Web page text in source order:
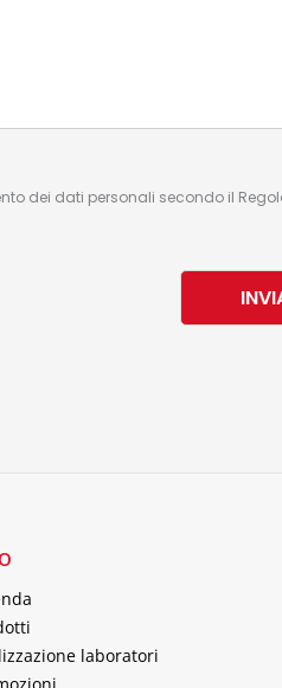
dei dati personali secondo il
laboratori